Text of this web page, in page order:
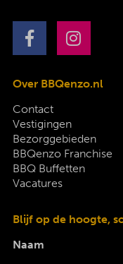
Over BBQenzo.nl
Contact
Vestigingen
Bezorggebieden
BBQenzo Franchise
BBQ Buffetten
Vacatures
Blijf op de hoogte,
Naam